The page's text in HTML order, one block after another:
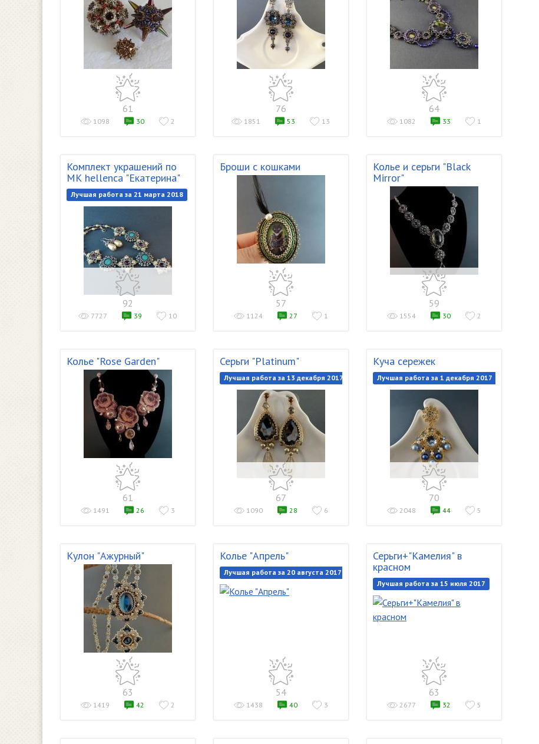
61
1098 30 2
76
1851 53 13
64
1082 33 1
Комплект украшений по
МК hellenca "Екатерина"
Лучшая работа за 21 марта 2018
92
7727 39 10
Броши с кошками
57
1124 27 1
Колье и серьги "Black
Mirror"
59
1554 30 2
Колье "Rose Garden"
61
1491 26 3
Серьги "Platinum"
Лучшая работа за 13 декабря 2017
67
1090 28 6
Куча сережек
Лучшая работа за 1 декабря 2017
70
2048 44 5
Кулон "Ажурный"
63
1419 42 2
Колье "Апрель"
Лучшая работа за 20 августа 2017
54
1438 40 3
Серьги+"Камелия" в
красном
Лучшая работа за 15 июля 2017
63
2677 32 5